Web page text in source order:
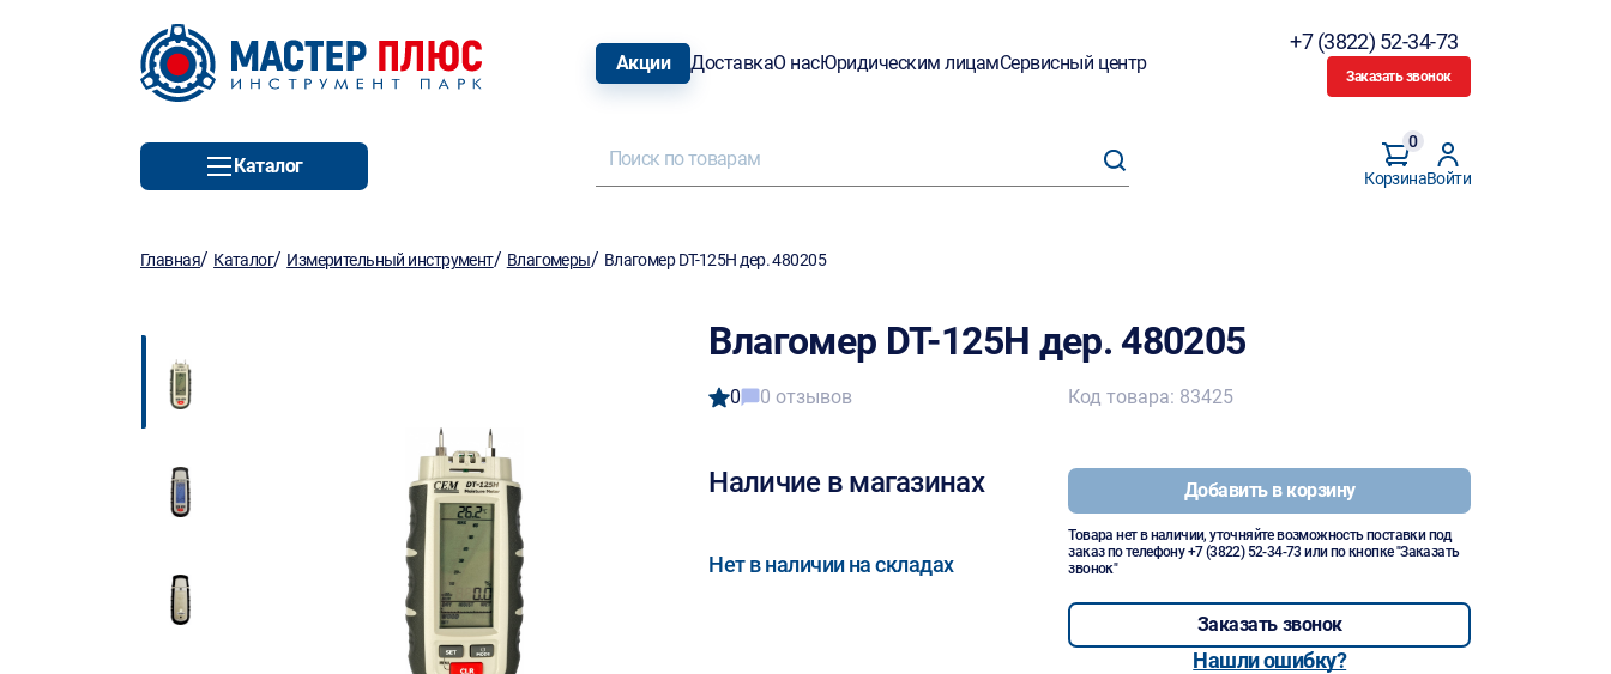
Акции ДоставкаО насЮридическим лицамСервисный центр
+7 (3822) 52-34-73
Заказать звонок
Каталог
Корзина
0
Войти
Главная/ Каталог/ Измерительный инструмент/ Влагомеры/ Влагомер DT-125H дер. 480205
Влагомер DT-125H дер. 480205
0 0 отзывов
Наличие в магазинах
Нет в наличии на складах
Код товара: 83425
Добавить в корзину
Товара нет в наличии, уточняйте возможность поставки под
заказ по телефону+7 (3822) 52-34-73 или по кнопке "Заказать
звонок"
Заказать звонок
Нашли ошибку?